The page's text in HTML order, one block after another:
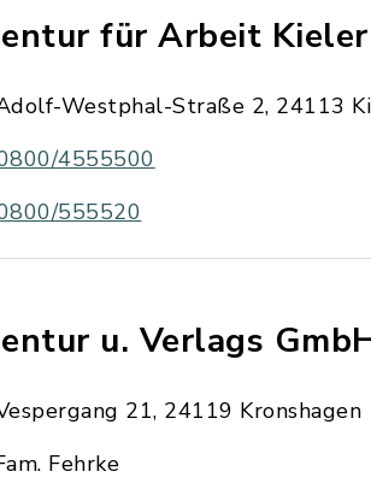
für Arbeit
Westphal-Straße 2, 24113
4555500
555520
u. Verlags
21, 24119 Kronshagen
Fehrke